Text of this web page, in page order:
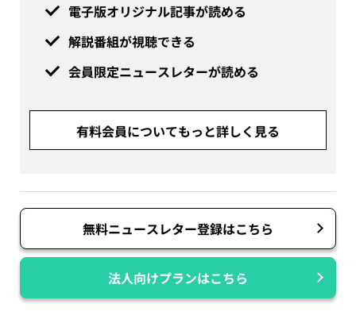
電子版オリジナル記事が読める
解説番組が視聴できる
会員限定ニュースレターが読める
有料会員についてもっと詳しく見る
無料ニュースレター登録はこちら
法人向けプランはこちら